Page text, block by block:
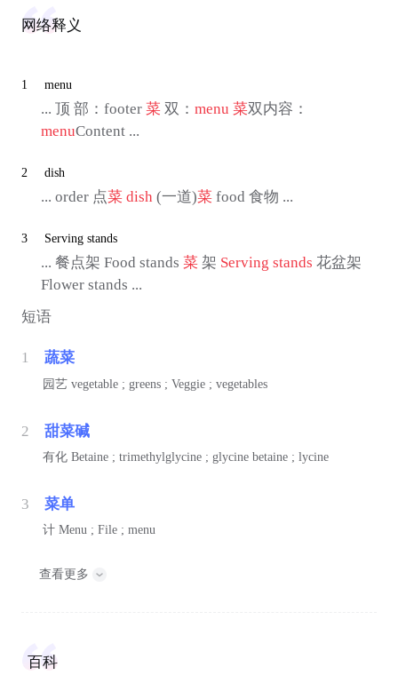
网络释义
1 menu
... 顶 部：footer 菜双： menu 菜双内容：
menuContent ...
2 dish
... order 点菜 dish (一道)菜food 食物 ...
3 Serving stands
... 餐点架 Food stands 菜架 Serving stands 花盆架
Flower stands ...
短语
1 蔬菜
园艺 vegetable ; greens ; Veggie ; vegetables
2 甜菜碱
有化 Betaine ; trimethylglycine ; glycine betaine ; lycine
3 菜单
计 Menu ; File ; menu
查看更多
百科